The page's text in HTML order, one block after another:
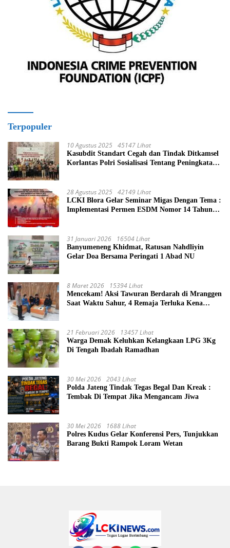
Terpopuler
10 Agustus 2025 45147 Lihat
Kasubdit Standart Cegah dan Tindak Ditkamsel
Korlantas Polri Sosialisasi Tentang Peningkatan
28 Agustus 2025 42149 Lihat
LCKI Blora Gelar Seminar Migas Dengan Tema :
Implementasi Permen ESDM Nomor 14 Tahun
Masyarakat
31 Januari 2026 16504 Lihat
Banyumeneng Khidmat, Ratusan Nahdliyin
Gelar Doa Bersama Peringati 1 Abad NU
8 Maret 2026 15394 Lihat
Mencekam! Aksi Tawuran Berdarah di Mranggen
Saat Waktu Sahur, 4 Remaja Terluka Kena
21 Februari 2026 13457 Lihat
Warga Demak Keluhkan Kelangkaan LPG 3Kg
Di Tengah Ibadah Ramadhan
30 Mei 2026 2043 Lihat
Polda Jateng Tindak Tegas Begal Dan Kreak :
Tembak Di Tempat Jika Mengancam Jiwa
30 Mei 2026 1688 Lihat
Polres Kudus Gelar Konferensi Pers, Tunjukkan
Barang Bukti Rampok Loram Wetan